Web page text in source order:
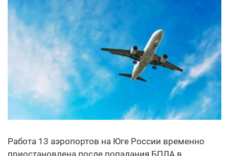
Работа 13 аэропортов на Юге России временно